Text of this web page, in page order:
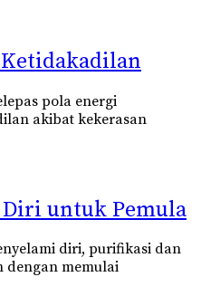
pola energi
akibat kekerasan
untuk Pemula
diri, purifikasi dan
dengan memulai